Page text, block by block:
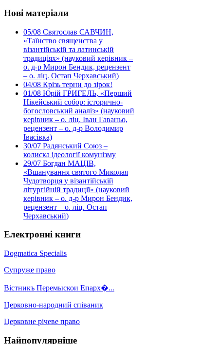
Нові матеріали
05/08 Святослав САВЧИН,
«Таїнство священства у
візантійській та латинській
традиціях» (науковий керівник –
о. д-р Мирон Бендик, рецензент
– о. ліц. Остап Черхавський)
04/08 Крізь терни до зірок!
01/08 Юрій ГРИГЕЛЬ, «Перший
Нікейський собор: історично-
богословський аналіз» (науковий
керівник – о. ліц. Іван Гаваньо,
рецензент – о. д-р Володимир
Івасівка)
30/07 Радянський Союз –
колиска ідеології комунізму
29/07 Богдан МАЦІВ,
«Вшанування святого Миколая
Чудотворця у візантійській
літургійній традиції» (науковий
керівник – о. д-р Мирон Бендик,
рецензент – о. ліц. Остап
Черхавський)
Електронні книги
Dogmatica Specialis
Супруже право
Вістникъ Перемыскои Епарх�...
Церковно-народний співаник
Церковне річеве право
Найпопулярніше